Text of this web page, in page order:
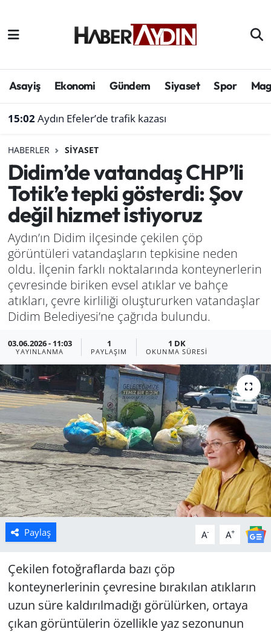
Asayiş Ekonomi Gündem Siyaset Spor
15:02Aydın Efeler’de trafik kazası
HABERLER SIYASET
Didim’de vatandaş CHP’li
Totik’e tepki gösterdi: Şov
değil hizmet istiyoruz
Aydın’ın Didim ilçesinde çekilen çöp
görüntüleri vatandaşların tepkisine neden
oldu. İlçenin farklı noktalarında konteynerlerin
çevresinde biriken evsel atıklar ve bahçe
atıkları, çevre kirliliği oluştururken vatandaşlar
Didim Belediyesi’ne çağrıda bulundu.
03.06.2026 - 11:03
YAYINLANMA
1
PAYLAŞIM
1 DK
OKUNMA SÜRESI
Paylaş A- A+
Çekilen fotoğraflarda bazı çöp
konteynerlerinin çevresine bırakılan atıkların
uzun süre kaldırılmadığı görülürken, ortaya
çıkan görüntülerin özellikle yaz sezonunun
Afyonkarahisar
Çevre
Genel
Haber
Izmir
Kütahya
Manisa
Muğla
Politika
Uşak
Aydın Hava Durumu
Süper Lig Puan Durumu ve Fikstür
Son Dakika Haberleri
Haber Arşivi